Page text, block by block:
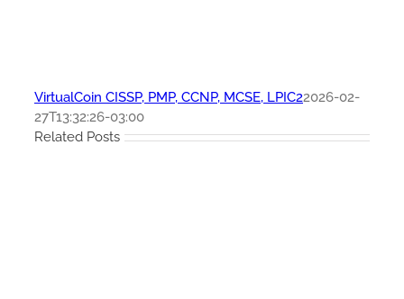
VirtualCoin CISSP, PMP, CCNP, MCSE, LPIC22026-02-
27T13:32:26-03:00
Related Posts